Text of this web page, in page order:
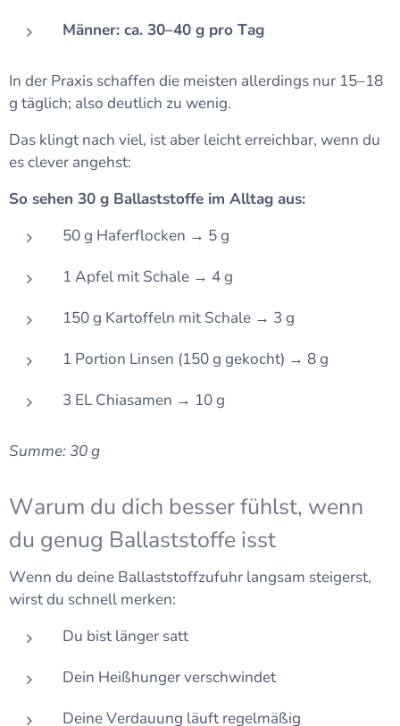
Männer: ca. 30–40 g pro Tag
In der Praxis schaffen die meisten allerdings nur 15–18
g täglich; also deutlich zu wenig.
Das klingt nach viel, ist aber leicht erreichbar, wenn du
es clever angehst:
So sehen 30 g Ballaststoffe im Alltag aus:
50 g Haferflocken → 5 g
1 Apfel mit Schale → 4 g
150 g Kartoffeln mit Schale → 3 g
1 Portion Linsen (150 g gekocht) → 8 g
3 EL Chiasamen → 10 g
Summe: 30 g
Warum du dich besser fühlst, wenn
du genug Ballaststoffe isst
Wenn du deine Ballaststoffzufuhr langsam steigerst,
wirst du schnell merken:
Du bist länger satt
Dein Heißhunger verschwindet
Deine Verdauung läuft regelmäßig